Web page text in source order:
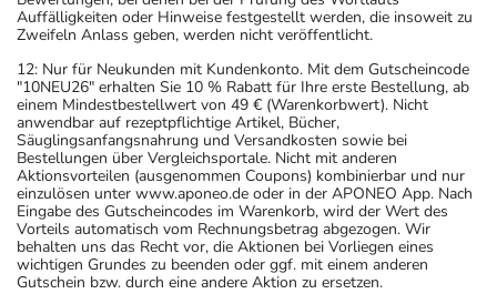
Auffälligkeiten oder Hinweise festgestellt werden, die insoweit zu
Zweifeln Anlass geben, werden nicht veröffentlicht.
12: Nur für Neukunden mit Kundenkonto. Mit dem Gutscheincode
"10NEU26" erhalten Sie 10 % Rabatt für Ihre erste Bestellung, ab
einem Mindestbestellwert von 49 € (Warenkorbwert). Nicht
anwendbar auf rezeptpflichtige Artikel, Bücher,
Säuglingsanfangsnahrung und Versandkosten sowie bei
Bestellungen über Vergleichsportale. Nicht mit anderen
Aktionsvorteilen (ausgenommen Coupons) kombinierbar und nur
einzulösen unter www.aponeo.de oder in der APONEO App. Nach
Eingabe des Gutscheincodes im Warenkorb, wird der Wert des
Vorteils automatisch vom Rechnungsbetrag abgezogen. Wir
behalten uns das Recht vor, die Aktionen bei Vorliegen eines
wichtigen Grundes zu beenden oder ggf. mit einem anderen
Gutschein bzw. durch eine andere Aktion zu ersetzen.